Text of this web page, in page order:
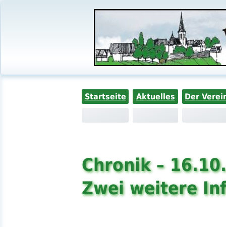
Startseite Aktuelles Der
Chronik –
Zwei weitere